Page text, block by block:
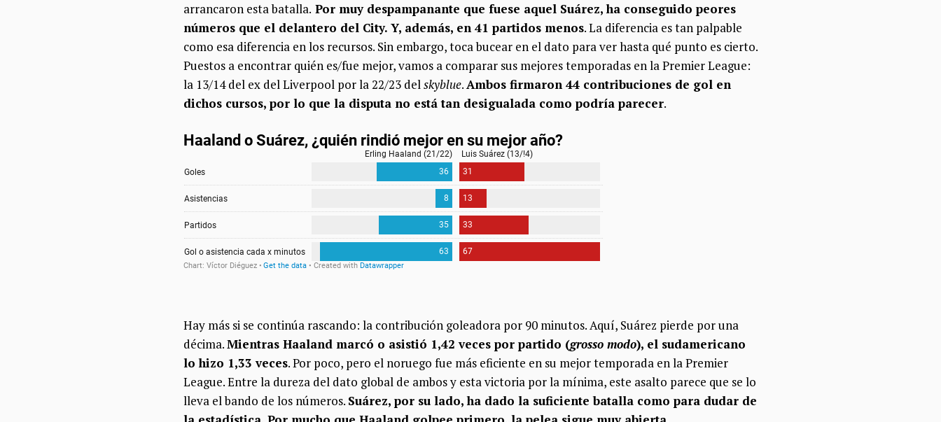
arrancaron esta batalla. Por muy despampanante que fuese aquel Suárez, ha conseguido peores
números que el delantero del City. Y, además, en 41 partidos menos. La diferencia es tan palpable
como esa diferencia en los recursos. Sin embargo, toca bucear en el dato para ver hasta qué punto es cierto.
Puestos a encontrar quién es/fue mejor, vamos a comparar sus mejores temporadas en la Premier League:
la 13/14 del ex del Liverpool por la 22/23 delskyblue.Ambos firmaron 44 contribuciones de gol en
dichos cursos, por lo que la disputa no está tan desigualada como podría parecer.
Hay más si se continúa rascando: la contribución goleadora por 90 minutos. Aquí, Suárez pierde por una
décima.Mientras Haaland marcó o asistió 1,42 veces por partido (grosso modo), el sudamericano
lo hizo 1,33 veces. Por poco, pero el noruego fue más eficiente en su mejor temporada en la Premier
League. Entre la dureza del dato global de ambos y esta victoria por la mínima, este asalto parece que se lo
lleva el bando de los números. Suárez, por su lado, ha dado la suficiente batalla como para dudar de